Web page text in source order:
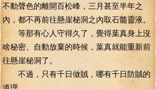
不動聲色的離開百松峰，三月甚至半年之
內，都不再前往懸崖秘洞之內取石髓靈液。
等那有心人守得久了，覺得葉真身上沒
啥秘密、自動放棄的時候，葉真就能重新前
往懸崖秘洞了。
不過，只有千日做賊，哪有千日防賊的